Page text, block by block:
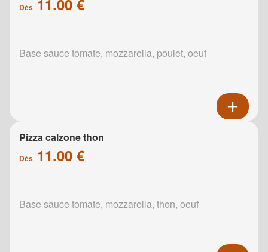
Dès
Base sauce tomate, mozzarella, poulet, oeuf
Pizza calzone thon
Dès 11.00 €
Base sauce tomate, mozzarella, thon, oeuf